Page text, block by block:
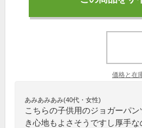
価格と在
あみあみあみ(40代・女性)
こちらの子供用のジョガーパ
き心地もよさそうですし厚手な